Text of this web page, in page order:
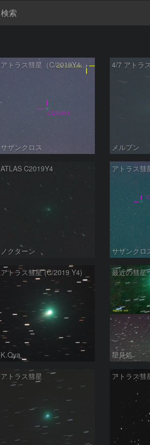
検索
アトラス彗星（C/2019Y4）3月25日 200mm
サザンクロス
4/7 アトラ
メルプン
ATLAS C2019Y4
ノクターン サザンクロ
アトラス彗星 (C/2019 Y4)
K.Oya
最近の彗星
星見処
アトラス彗星 アトラス彗